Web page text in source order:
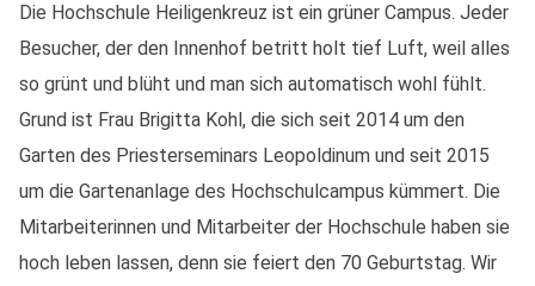
Die Hochschule Heiligenkreuz ist ein grüner Campus. Jeder
Besucher, der den Innenhof betritt holt tief Luft, weil alles
so grünt und blüht und man sich automatisch wohl fühlt.
Grund ist Frau Brigitta Kohl, die sich seit 2014 um den
Garten des Priesterseminars Leopoldinum und seit 2015
um die Gartenanlage des Hochschulcampus kümmert. Die
Mitarbeiterinnen und Mitarbeiter der Hochschule haben sie
hoch leben lassen, denn sie feiert den 70 Geburtstag. Wir